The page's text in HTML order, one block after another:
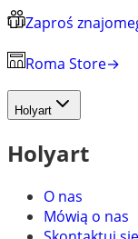
Zaproś
Roma Store→
Holyart
Holyart
O nas
Mówią o nas